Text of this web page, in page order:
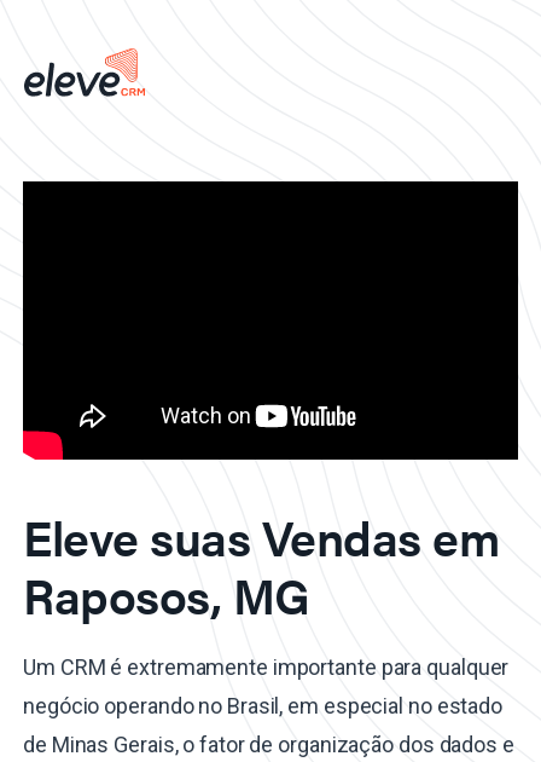
Eleve suas Vendas em
Raposos, MG
Um CRM é extremamente importante para qualquer
negócio operando no Brasil, em especial no estado
de Minas Gerais, o fator de organização dos dados e